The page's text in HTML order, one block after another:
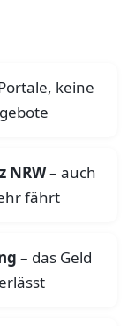
keine
NRW– auch
fährt
– das Geld